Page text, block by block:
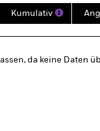
Kumulativ
da keine Daten